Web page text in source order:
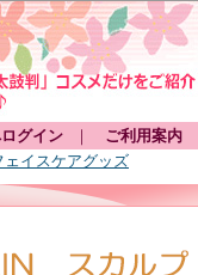
グイン ｜ ご利用案内
ェイスケアグッズ